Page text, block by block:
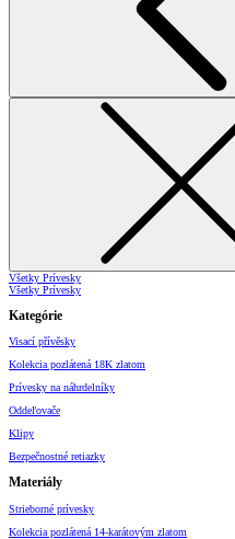
Všetky Prívesky
Všetky Prívesky
Kategórie
Visací přívěsky
Kolekcia pozlátená 18K zlatom
Prívesky na náhrdelníky
Oddeľovače
Klipy
Bezpečnostné retiazky
Materiály
Strieborné prívesky
Kolekcia pozlátená 14-karátovým zlatom